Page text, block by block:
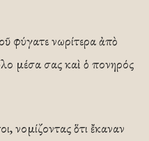
φύγατε νωρίτερα ἀπὸ
μέσα σας καὶ ὁ πονηρός
νομίζοντας ὅτι ἔκαναν